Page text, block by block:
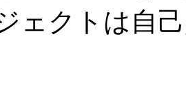
ェクトは自